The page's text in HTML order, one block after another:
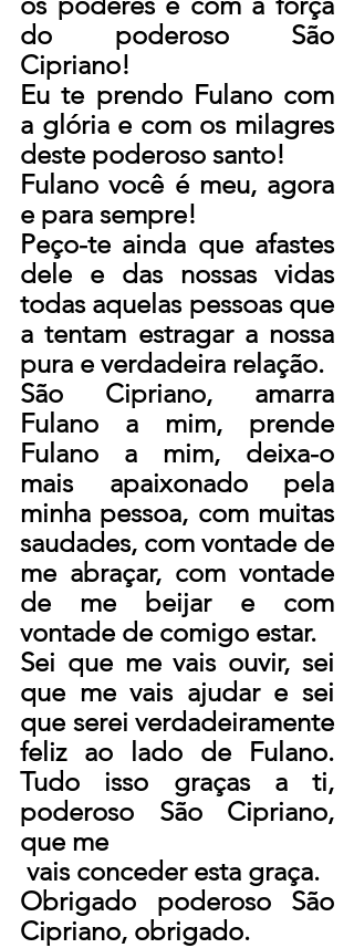
do poderoso São
Cipriano!
Eu te prendo Fulano com
a glória e com os milagres
deste poderoso santo!
Fulano você é meu, agora
e para sempre!
Peço-te ainda que afastes
dele e das nossas vidas
todas aquelas pessoas que
a tentam estragar a nossa
pura e verdadeira relação.
São Cipriano, amarra
Fulano a mim, prende
Fulano a mim, deixa-o
mais apaixonado pela
minha pessoa, com muitas
saudades, com vontade de
me abraçar, com vontade
de me beijar e com
vontade de comigo estar.
Sei que me vais ouvir, sei
que me vais ajudar e sei
que serei verdadeiramente
feliz ao lado de Fulano.
Tudo isso graças a ti,
poderoso São Cipriano,
que me
vais conceder esta graça.
Obrigado poderoso São
Cipriano, obrigado.